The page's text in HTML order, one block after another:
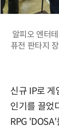
알피오 엔터
퓨전 판타지
신규 IP로
인기를 끌었
RPG